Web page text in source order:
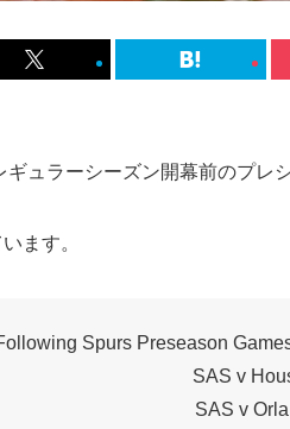
ュラーシーズン開幕前のプレ
ます。
Spurs Preseason
SAS v
SAS v